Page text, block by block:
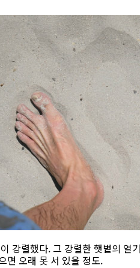
강렬했다. 그 강렬한 햇볕의
면 오래 못 서 있을 정도.